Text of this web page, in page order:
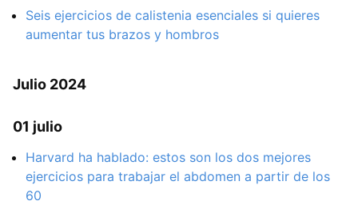
Seis ejercicios de calistenia esenciales si quieres
aumentar tus brazos y hombros
Julio 2024
01 julio
Harvard ha hablado: estos son los dos mejores
ejercicios para trabajar el abdomen a partir de los
60